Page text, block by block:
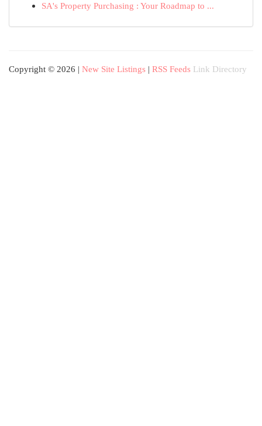
SA's Property Purchasing : Your Roadmap to ...
Copyright © 2026 | New Site Listings | RSS Feeds Link Directory